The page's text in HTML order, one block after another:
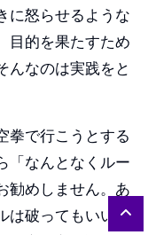
に怒らせるような
目的を果たすため
んなのは実践をと
拳で行こうとする
「なんとなくルー
勧めしません。あ
は破ってもいい、